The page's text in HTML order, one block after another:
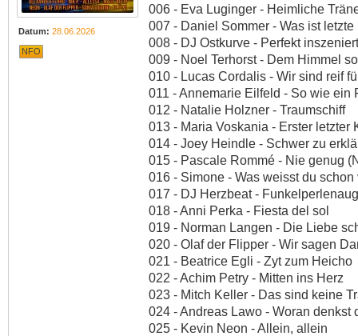
Datum: 28.06.2026
NFO
006 - Eva Luginger - Heimliche
007 - Daniel Sommer - Was ist
008 - DJ Ostkurve - Perfekt
009 - Noel Terhorst - Dem Himmel
010 - Lucas Cordalis - Wir sind reif
011 - Annemarie Eilfeld - So wie ein
012 - Natalie Holzner - Traumschiff
013 - Maria Voskania - Erster letzter
014 - Joey Heindle - Schwer zu
015 - Pascale Rommé - Nie genug
016 - Simone - Was weisst du
017 - DJ Herzbeat -
018 - Anni Perka - Fiesta del sol
019 - Norman Langen - Die Liebe
020 - Olaf der Flipper - Wir sagen
021 - Beatrice Egli - Zyt zum Heicho
022 - Achim Petry - Mitten ins Herz
023 - Mitch Keller - Das sind keine
024 - Andreas Lawo - Woran denkst
025 - Kevin Neon - Allein, allein